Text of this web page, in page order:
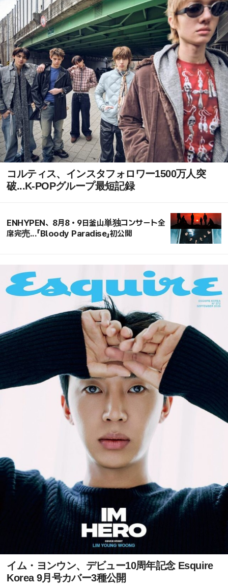
コルティス、インスタフォロワー1500万人突
破...K-POPグループ最短記録
ENHYPEN、8月8・9日釜山単独コンサート全
席完売...「Bloody Paradise」初公開
イム・ヨンウン、デビュー10周年記念 Esquire
Korea 9月号カバー3種公開